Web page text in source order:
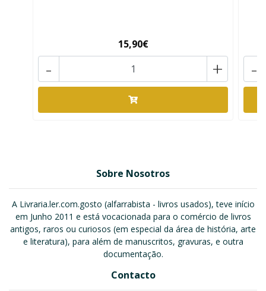
15,90€
+
- -
Sobre Nosotros
A Livraria.ler.com.gosto (alfarrabista - livros usados), teve início
em Junho 2011 e está vocacionada para o comércio de livros
antigos, raros ou curiosos (em especial da área de história, arte
e literatura), para além de manuscritos, gravuras, e outra
documentação.
Contacto